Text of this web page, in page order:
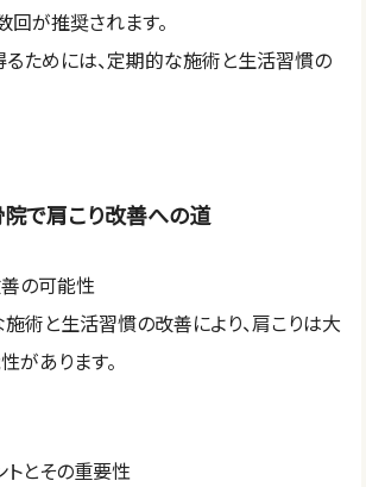
が推奨されます。
ためには、定期的な施術と生活習慣の
院で肩こり改善への道
の可能性
術と生活習慣の改善により、肩こりは大
があります。
トとその重要性